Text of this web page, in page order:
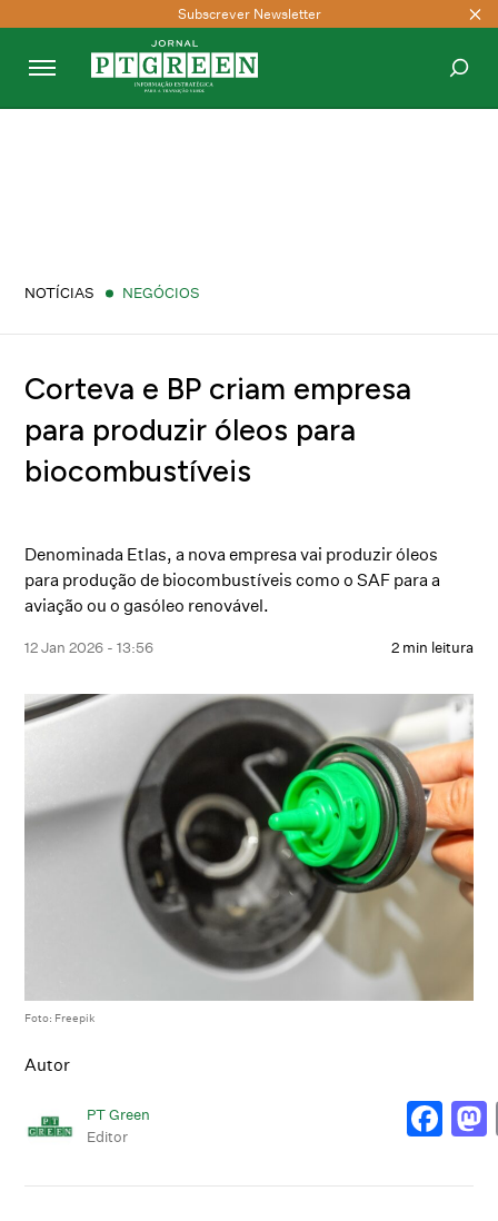
Subscrever Newsletter
NOTÍCIAS NEGÓCIOS
Corteva e BP criam empresa
para produzir óleos para
biocombustíveis
Denominada Etlas, a nova empresa vai produzir óleos
para produção de biocombustíveis como o SAF para a
aviação ou o gasóleo renovável.
12 Jan 2026 - 13:56 2 min leitura
Foto: Freepik
Autor
PT Green
Editor